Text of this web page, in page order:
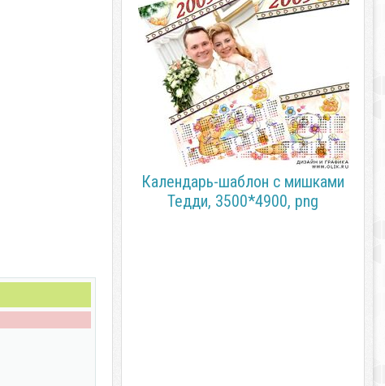
Календарь-шаблон с мишками
Тедди, 3500*4900, png